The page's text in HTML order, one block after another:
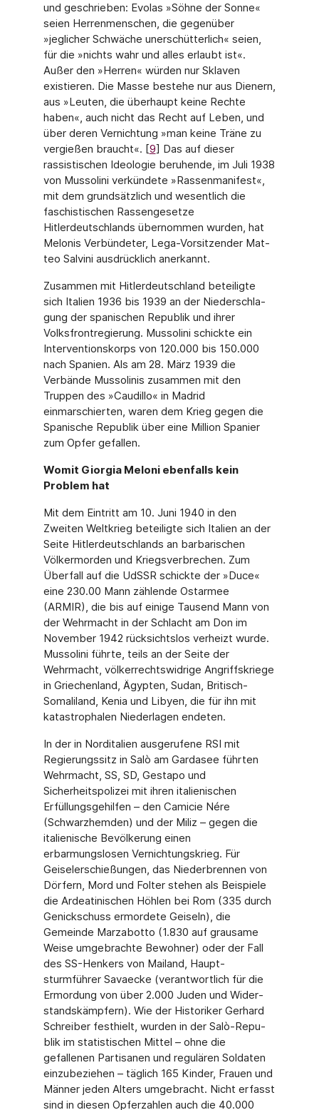
und geschrieben: Evolas »Söhne der Sonne«
seien Herren­menschen, die gegenüber
»jeglicher Schwäche unerschütterlich« seien,
für die »nichts wahr und alles erlaubt ist«.
Außer den »Herren« würden nur Sklaven
existieren. Die Masse bestehe nur aus Dienern,
aus »Leuten, die überhaupt keine Rechte
haben«, auch nicht das Recht auf Leben, und
über deren Vernichtung »man keine Träne zu
vergießen braucht«. [9] Das auf dieser
rassistischen Ideologie beruhende, im Juli 1938
von Mussolini verkündete »Rassenmanifest«,
mit dem grundsätzlich und wesentlich die
faschistischen Rassengesetze
Hitlerdeutschlands übernommen wurden, hat
Melonis Verbündeter, Lega-Vorsitzender Mat­
teo Salvini ausdrücklich anerkannt.
Zusammen mit Hitlerdeutschland beteiligte
sich Italien 1936 bis 1939 an der Niederschla­
gung der spanischen Republik und ihrer
Volksfrontregierung. Mussolini schickte ein
Inter­ventionskorps von 120.000 bis 150.000
nach Spanien. Als am 28. März 1939 die
Verbän­de Mussolinis zusammen mit den
Truppen des »Caudillo« in Madrid
einmarschierten, wa­ren dem Krieg gegen die
Spanische Republik über eine Million Spanier
zum Opfer gefallen.
Womit Giorgia Meloni ebenfalls kein
Problem hat
Mit dem Eintritt am 10. Juni 1940 in den
Zweiten Weltkrieg beteiligte sich Italien an der
Seite Hitlerdeutschlands an barbarischen
Völkermorden und Kriegsverbrechen. Zum
Über­fall auf die UdSSR schickte der »Duce«
eine 230.00 Mann zählende Ostarmee
(ARMIR), die bis auf einige Tausend Mann von
der Wehrmacht in der Schlacht am Don im
November 1942 rücksichtslos verheizt wurde.
Mussolini führte, teils an der Seite der
Wehrmacht, völ­kerrechtswidrige Angriffskriege
in Griechenland, Ägypten, Sudan, Britisch-
Somaliland, Kenia und Libyen, die für ihn mit
katastrophalen Niederlagen endeten.
In der in Norditalien ausgerufene RSI mit
Regierungssitz in Salò am Gardasee führten
Wehrmacht, SS, SD, Gestapo und
Sicherheitspolizei mit ihren italienischen
Erfüllungsgehil­fen – den Camicie Nére
(Schwarzhemden) und der Miliz – gegen die
italienische Bevölke­rung einen
erbarmungslosen Vernichtungskrieg. Für
Geiselerschießungen, das Niederbren­nen von
Dörfern, Mord und Folter stehen als Beispiele
die Ardeatinischen Höhlen bei Rom (335 durch
Genickschuss ermordete Geiseln), die
Gemeinde Marzabotto (1.830 auf grau­same
Weise umgebrachte Bewohner) oder der Fall
des SS-Henkers von Mailand, Haupt­
sturmführer Savaecke (verantwortlich für die
Ermordung von über 2.000 Juden und Wider­
standskämpfern). Wie der Historiker Gerhard
Schreiber festhielt, wurden in der Salò-Repu­
blik im statistischen Mittel – ohne die
gefallenen Partisanen und regulären Soldaten
einzu­beziehen – täglich 165 Kinder, Frauen und
Männer jeden Alters umgebracht. Nicht erfasst
sind in diesen Opferzahlen auch die 40.000